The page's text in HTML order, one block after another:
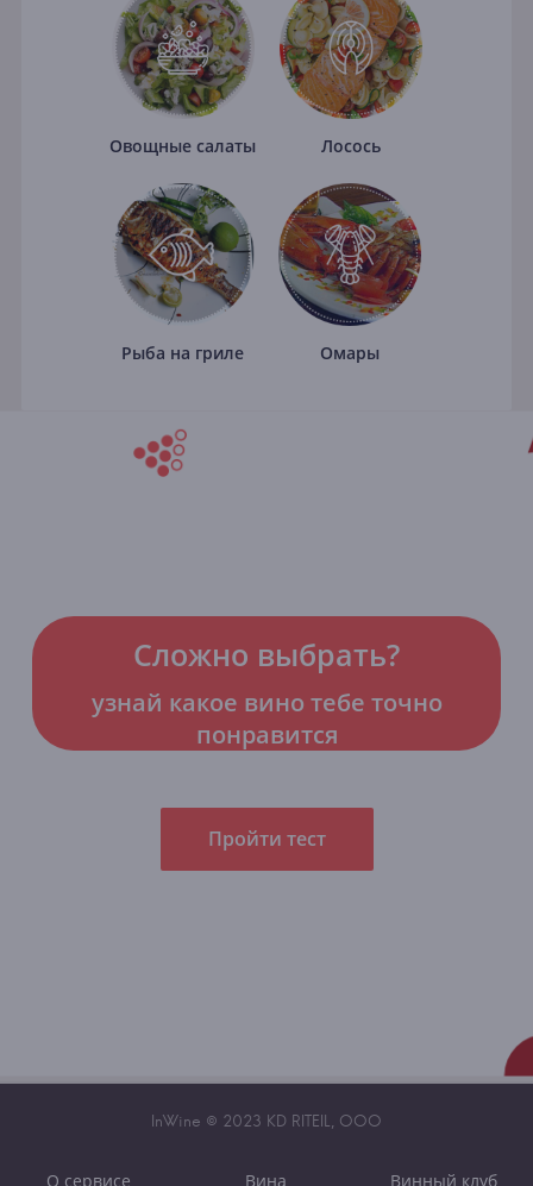
Овощные салаты Лосось
Рыба на гриле Омары
Сложно выбрать?
узнай какое вино тебе точно
понравится
Пройти тест
InWine © 2023 KD RITEIL, OOO
О сервисе Вина Винный клуб